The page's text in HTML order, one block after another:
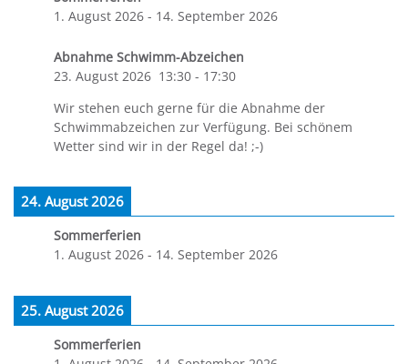
1. August 2026 - 14. September 2026
Abnahme Schwimm-Abzeichen
23. August 2026 13:30 - 17:30
Wir stehen euch gerne für die Abnahme der
Schwimmabzeichen zur Verfügung. Bei schönem
Wetter sind wir in der Regel da! ;-)
24. August 2026
Sommerferien
1. August 2026 - 14. September 2026
25. August 2026
Sommerferien